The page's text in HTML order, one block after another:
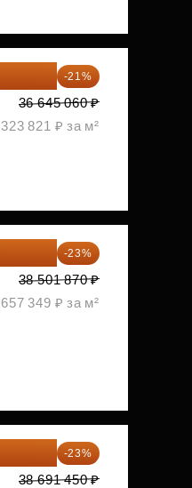
-21%
36 645 060 ₽
323 821 ₽ за м²
-23%
38 501 870 ₽
657 349 ₽ за м²
-23%
38 691 450 ₽